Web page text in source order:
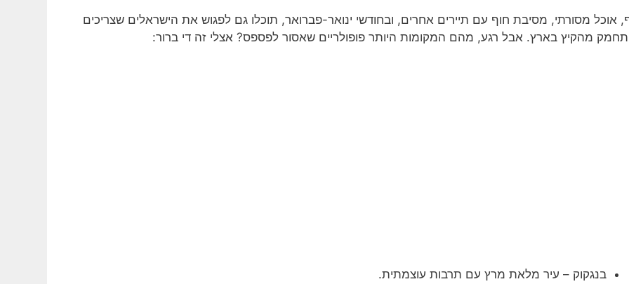
אוכל מסורתי, מסיבת חוף עם תיירים אחרים, ובחודשי ינואר-פברואר, תוכלו גם לפגוש את הישראלים שצריכים
מהקיץ בארץ. אבל רגע, מהם המקומות היותר פופולריים שאסור לפספס? אצלי זה די ברור:
בנגקוק – עיר מלאת מרץ עם תרבות עוצמתית.